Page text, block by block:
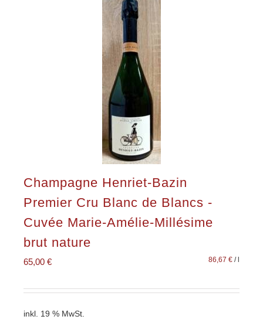
Champagne Henriet-Bazin
Premier Cru Blanc de Blancs -
Cuvée Marie-Amélie-Millésime
brut nature
65,00 € 86,67 € /l
inkl. 19 % MwSt.